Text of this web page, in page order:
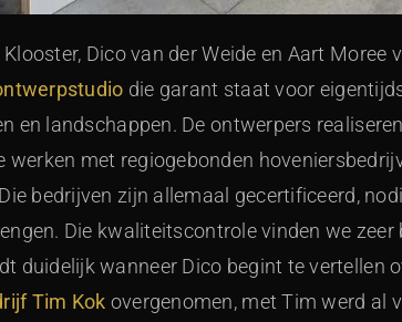
Dico van der Weide en Aart Moree
die garant staat voor
en landschappen. De ontwerpers
werken met regiogebonden
bedrijven zijn allemaal gecertificeerd,
Die kwaliteitscontrole vinden we
duidelijk wanneer Dico begint te vertellen
Tim Kok overgenomen, met Tim werd al